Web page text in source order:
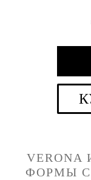
VERONA
ФОРМЫ С